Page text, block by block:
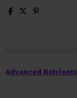
Advanced